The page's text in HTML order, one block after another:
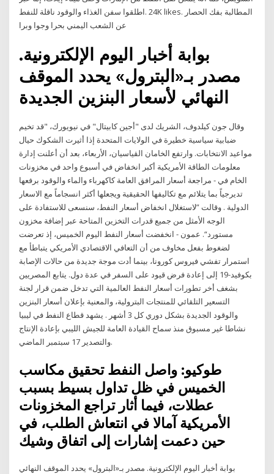
ناقلة للنفط ‎اطلقوا سفن الغذاء والوقود‎. 24K likes. ‎المطالبة بفك الحصار
بوابة أخبار اليوم الإلكترونية.
مصدر بـ«البترول» يحدد الموقف
النهائي لأسعار البنزين الجديدة
وقال جون كيلدوف، الشريك لدى "أجين كابيتال" في نيويورك، "قد تخيم
ضبابية سياسية خطيرة في الولايات المتحدة إذا أثيرت الشكوك حيال
مواعيد الانتخابات. وارتفع الخامان القياسيان، الأربعاء، بعد أن أعلنت إدارة
معلومات الطاقة الأمريكية أكبر انخفاض في أسبوع واحد في مخزونات
الخام في - مراجعة أسعار المرافق العامة كاكهرباء والماء والوقود برفعها
تديرجياً بما يتلائم مع تكاليفها الحقيقية ويجعلها أكثر انسجاماً مع الاسعار
الدولية . وقالت ”لاستغلال انخفاض أسعار النفط، سنسعى للاستفادة على
الوجه الأمثل من جميع قدرات التخزين المتاحة عبر إضافة مخزون
مستورد“. عمون - انخفضت أسعار النفط اليوم الخميس، إذ تعرضت
لضغوط بفعل مخاوف من أن التعافي الاقتصادي الأمريكي يتباطأ مع
استمرار تفشي فيروس كورونا، بينما أدت موجة جديدة من حالات الإصابة
بكوفيد-19 إلى إعادة فرض قيود على السفر في عدة دول. يتابع المصريين
بشغف أخر تطورات أسعار النفط العالمية التي تدخل ضمن قرار لجنة
التسعير التلقائي للمنتجات البترولية، والمعنية بإعلان أسعار البنزين
والوقود الجديدة بشكل دوري كل 3 أشهر . يشهد قطاع النفط في ليبيا
نشاطا غير مسبوق منذ سماح القيادة العامة للجيش الليبي بإعادة الإنتاج
والتصدير 17 سبتمبر الماضي.
طوكيو: واصل النفط تحقيق مكاسب
الخميس في ظل تداول بسيط بسبب
عطلات، فيما أثار تراجع المخزونات
الأمريكية آمالا في انتعاش الطلب، في
حين دعمت إشارات إلى اتفاق وشيك
بوابة أخبار اليوم الإلكترونية. مصدر بـ«البترول» يحدد الموقف النهائي